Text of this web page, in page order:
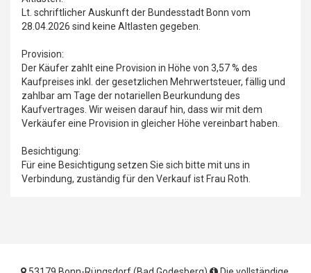
Lt. schriftlicher Auskunft der Bundesstadt Bonn vom
28.04.2026 sind keine Altlasten gegeben.
Provision:
Der Käufer zahlt eine Provision in Höhe von 3,57 % des
Kaufpreises inkl. der gesetzlichen Mehrwertsteuer, fällig und
zahlbar am Tage der notariellen Beurkundung des
Kaufvertrages. Wir weisen darauf hin, dass wir mit dem
Verkäufer eine Provision in gleicher Höhe vereinbart haben.
Besichtigung:
Für eine Besichtigung setzen Sie sich bitte mit uns in
Verbindung, zuständig für den Verkauf ist Frau Roth.